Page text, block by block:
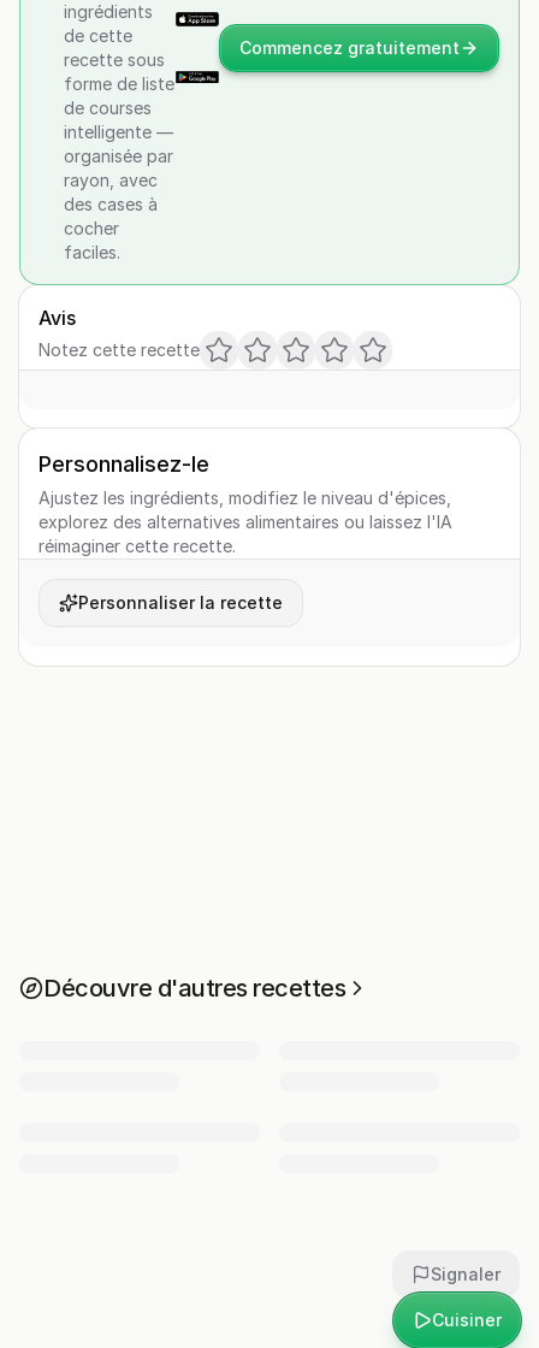
Cuisiner
ingrédients
de cette
recette sous
forme de liste
de courses
intelligente —
organisée par
rayon, avec
des cases à
cocher
faciles.
Commencez gratuitement
Avis
Notez cette recette
Personnalisez-le
Ajustez les ingrédients, modifiez le niveau d'épices,
explorez des alternatives alimentaires ou laissez l'IA
réimaginer cette recette.
Personnaliser la recette
Découvre d'autres recettes
Signaler